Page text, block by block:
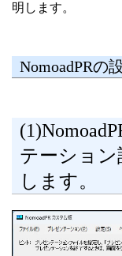
明します。
NomoadPRの
テーショ
します。